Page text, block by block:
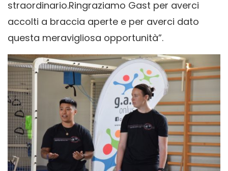
straordinario.Ringraziamo Gast per averci
accolti a braccia aperte e per averci dato
questa meravigliosa opportunità”.